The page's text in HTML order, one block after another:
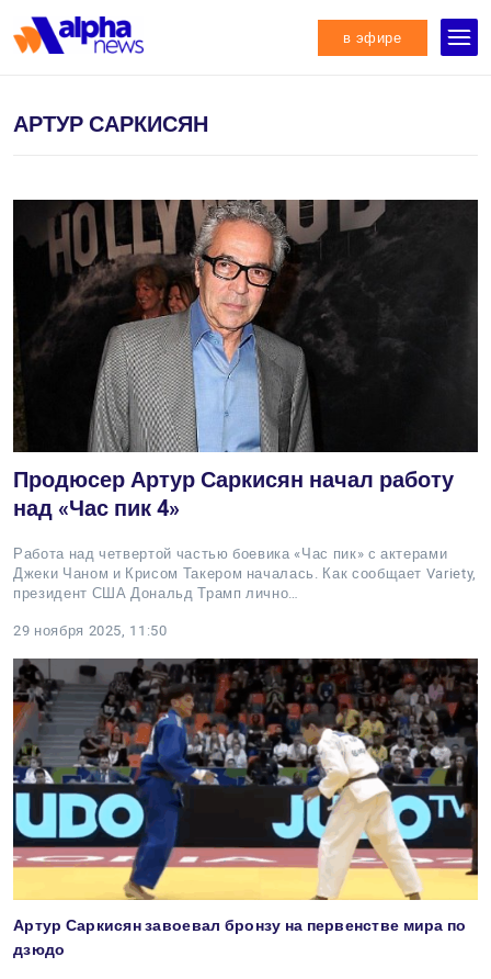
в эфире
АРТУР САРКИСЯН
Продюсер Артур Саркисян начал работу
над «Час пик 4»
Работа над четвертой частью боевика «Час пик» с актерами
Джеки Чаном и Крисом Такером началась. Как сообщает Variety,
президент США Дональд Трамп лично…
29 ноября 2025, 11:50
Артур Саркисян завоевал бронзу на первенстве мира по
дзюдо